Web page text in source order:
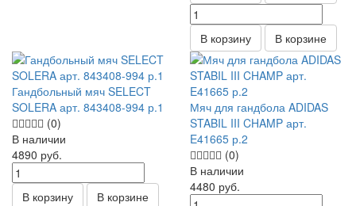
В корзину В корзине
Гандбольный мяч SELECT
SOLERA арт. 843408-994 р.1
(0)
В наличии
4890 руб.
В корзину В корзине
Мяч для гандбола ADIDAS
STABIL III CHAMP арт.
E41665 р.2
(0)
В наличии
4480 руб.